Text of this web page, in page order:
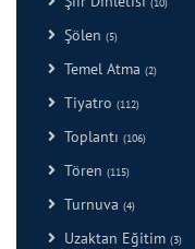
Şölen (5)
Temel Atma (2)
Tiyatro (112)
Toplantı (106)
Tören (115)
Turnuva (4)
Uzaktan Eğitim (3)